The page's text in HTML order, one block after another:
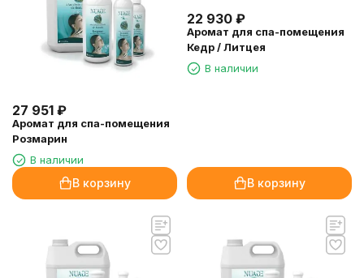
27 951 ₽
Аромат для спа-помещения
Розмарин
В наличии
В корзину
22 930 ₽
Аромат для спа-помещения
Кедр / Литцея
В наличии
В корзину